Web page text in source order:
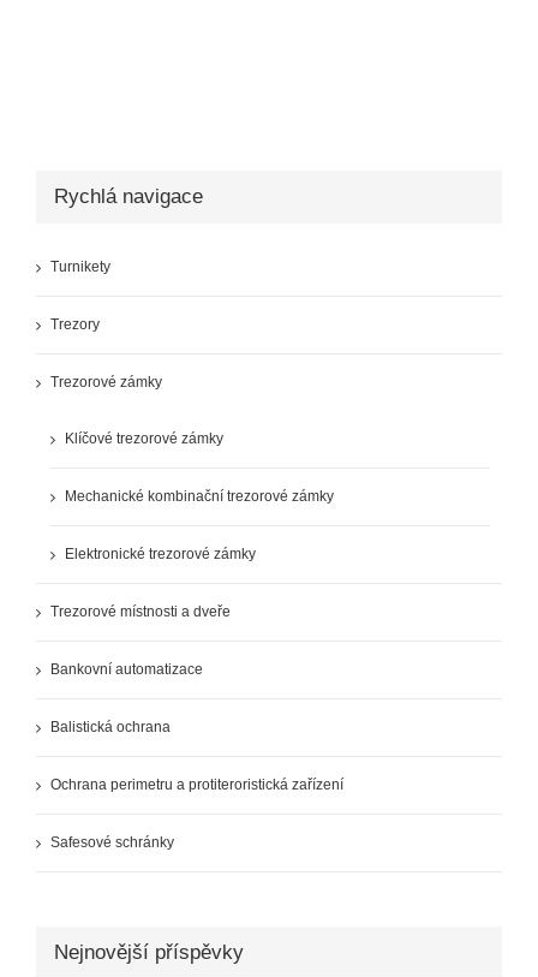
Rychlá navigace
Turnikety
Trezory
Trezorové zámky
Klíčové trezorové zámky
Mechanické kombinační trezorové zámky
Elektronické trezorové zámky
Trezorové místnosti a dveře
Bankovní automatizace
Balistická ochrana
Ochrana perimetru a protiteroristická zařízení
Safesové schránky
Nejnovější příspěvky